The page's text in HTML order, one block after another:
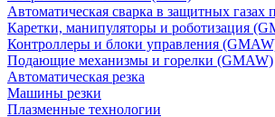
Автоматическая сварка в защитных
Каретки, манипуляторы и роботизация
Контроллеры и блоки управления
Подающие механизмы и горелки (GMAW)
Автоматическая резка
Машины резки
Плазменные технологии